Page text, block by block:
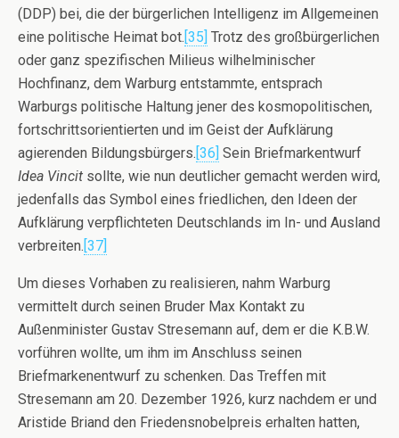
(DDP) bei, die der bürgerlichen Intelligenz im Allgemeinen
eine politische Heimat bot.[35] Trotz des großbürgerlichen
oder ganz spezifischen Milieus wilhelminischer
Hochfinanz, dem Warburg entstammte, entsprach
Warburgs politische Haltung jener des kosmopolitischen,
fortschrittsorientierten und im Geist der Aufklärung
agierenden Bildungsbürgers.[36] Sein Briefmarkentwurf
Idea Vincit sollte, wie nun deutlicher gemacht werden wird,
jedenfalls das Symbol eines friedlichen, den Ideen der
Aufklärung verpflichteten Deutschlands im In- und Ausland
verbreiten.[37]
Um dieses Vorhaben zu realisieren, nahm Warburg
vermittelt durch seinen Bruder Max Kontakt zu
Außenminister Gustav Stresemann auf, dem er die K.B.W.
vorführen wollte, um ihm im Anschluss seinen
Briefmarkenentwurf zu schenken. Das Treffen mit
Stresemann am 20. Dezember 1926, kurz nachdem er und
Aristide Briand den Friedensnobelpreis erhalten hatten,